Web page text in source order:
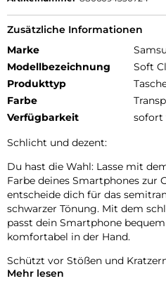
Zusätzliche Informationen
Marke
Modellbezeichnung
Soft
Produkttyp
Farbe
Verfügbarkeit
sofort
Schlicht und dezent:
Du hast die Wahl: Lasse mit
Farbe deines Smartphones zur
entscheide dich für das
schwarzer Tönung. Mit dem
passt dein Smartphone
komfortabel in der Hand.
Schützt vor Stößen und
Mehr lesen